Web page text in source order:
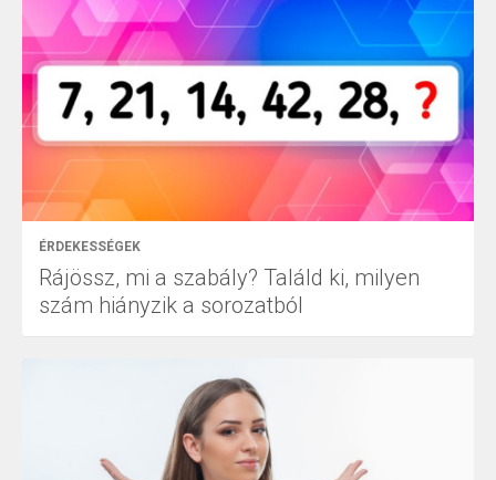
ÉRDEKESSÉGEK
Rájössz, mi a szabály? Találd ki, milyen
szám hiányzik a sorozatból